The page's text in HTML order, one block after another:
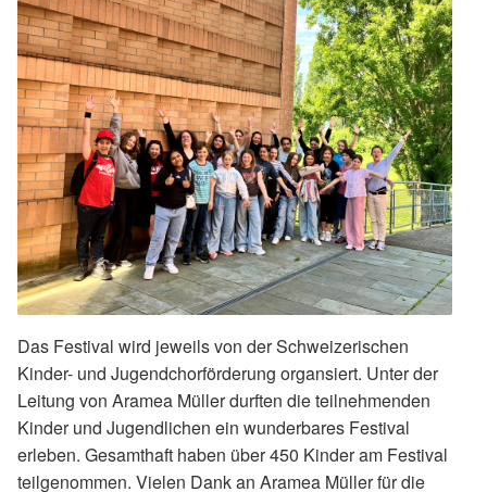
Das Festival wird jeweils von der Schweizerischen
Kinder- und Jugendchorförderung organsiert. Unter der
Leitung von Aramea Müller durften die teilnehmenden
Kinder und Jugendlichen ein wunderbares Festival
erleben. Gesamthaft haben über 450 Kinder am Festival
teilgenommen. Vielen Dank an Aramea Müller für die